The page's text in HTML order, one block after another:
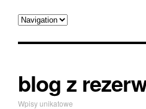
blog z
Wpisy unikatowe